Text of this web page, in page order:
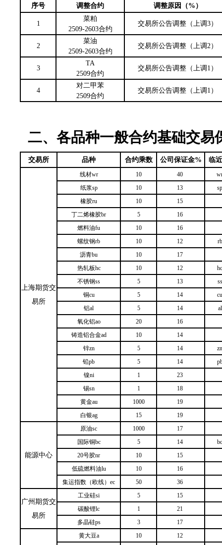
序号 调整合约 调整原因（%）
1
菜粕
2509-2603合约
交易所公告调整（上调3）
2
菜油
2509-2603合约
交易所公告调整（上调2）
3
TA
2509合约
交易所公告调整（上调1）
4
对二甲苯
2509合约
交易所公告调整（上调1）
二、各品种一般合约基础交易
交易所 品种 合约乘数 公司保证金% 临
上海期货交
易所
线材wr 10 40
纸浆sp
10 13
橡胶ru
10
15
丁二烯橡胶br
5
16
燃料油fu
10
16
螺纹钢rb
10 12
沥青bu
10
17
热轧板hc
10 12
不锈钢ss
5 13
铜cu
5 14
铝al
5 14
氧化铝ao
20
16
铸造铝合金ad
10
14
锌zn
5 14
铅pb
5 14
镍ni
1
23
锡sn
1
18
黄金au
1000
19
白银ag
15 19
能源中心
原油sc 1000
17
国际铜bc
5 14
20号胶nr
10
15
低硫燃料油lu
10
16
集运指数（欧线）ec
50 36
广州期货交
易所
工业硅si 5
15
碳酸锂lc
1
21
多晶硅ps
3 17
黄大豆a 10
12